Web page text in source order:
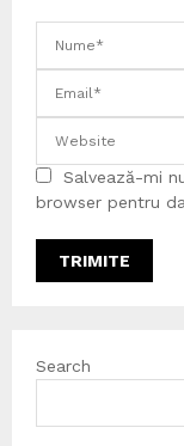
Salvează-mi
browser pentru
Search